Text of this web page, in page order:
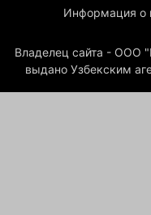
Информация о
Владелец сайта - ООО
выдано Узбекским